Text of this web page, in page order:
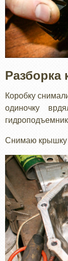
Разборка
Коробку
одиночку
Снимаю крышку